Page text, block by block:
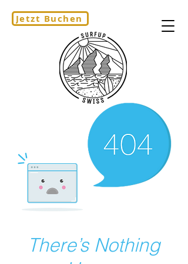
Jetzt Buchen
There’s Nothing